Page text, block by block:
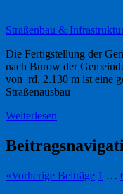
Straßenbau &
Die Fertigstellung der
nach Burow der
von rd. 2.130 m ist eine
Straßenausbau
Weiterlesen
«Vorherige Beiträge 1 …